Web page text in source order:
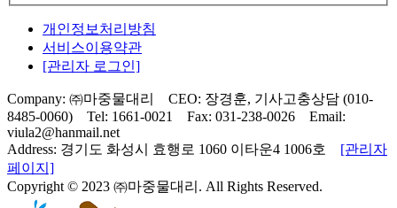
개인정보처리방침
서비스이용약관
[관리자 로그인]
Company: ㈜마중물대리
CEO: 장경훈, 기사고충상담 (010-
8485-0060)
Tel: 1661-0021 Fax: 031-238-0026
Email:
viula2@hanmail.net
Address: 경기도 화성시 효행로 1060 이타운4 1006호
[관리자
페이지]
Copyright © 2023 ㈜마중물대리. All Rights Reserved.